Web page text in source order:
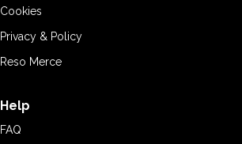
Cookies
Privacy & Policy
Reso Merce
Help
FAQ